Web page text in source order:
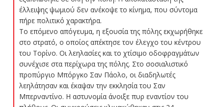
έλλειψης ψωμιού δεν ανέκοψε το κίνημα, που σύντομα
πήρε πολιτικό χαρακτήρα.
Το επόμενο απόγευμα, η εξουσία της πόλης εκχωρήθηκε
στο στρατό, ο οποίος απέκτησε τον έλεγχο του κέντρου
του Τορίνο. Οι λεηλασίες και το χτίσιμο οδοφραγμάτων
συνέχισε στα περίχωρα της πόλης. Στο σοσιαλιστικό
προπύργιο Μπόργκο Σαν Πάολο, οι διαδηλωτές
λεηλάτησαν και έκαψαν την εκκλησία του Σαν
Μπερναντίνο. Η αστυνομία άνοιξε πυρ εναντίον του